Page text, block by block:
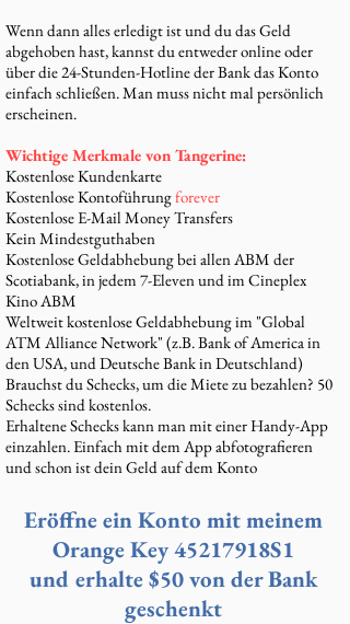
Wenn dann alles erledigt ist und du das Geld
abgehoben hast, kannst du entweder online oder
über die 24-Stunden-Hotline der Bank das Konto
einfach schließen. Man muss nicht mal persönlich
erscheinen.
Wichtige Merkmale von Tangerine:
Kostenlose Kundenkarte
Kostenlose Kontoführungforever
Kostenlose E-Mail Money Transfers
Kein Mindestguthaben
Kostenlose Geldabhebung bei allen ABM der
Scotiabank, in jedem 7-Eleven und im Cineplex
Kino ABM
Weltweit kostenlose Geldabhebung im "Global
ATM Alliance Network" (z.B. Bank of America in
den USA, und Deutsche Bank in Deutschland)
Brauchst du Schecks, um die Miete zu bezahlen? 50
Schecks sind kostenlos.
Erhaltene Schecks kann man mit einer Handy-App
einzahlen. Einfach mit dem App abfotografieren
und schon ist dein Geld auf dem Konto
Eröffne ein Konto mit meinem
Orange Key 45217918S1
und erhalte $50 von der Bank
geschenkt